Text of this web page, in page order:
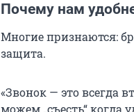
Почему нам
Многие признаются:
защита.
«Звонок — это всегда
можем „съесть“ когда